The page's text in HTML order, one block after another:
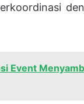
Event